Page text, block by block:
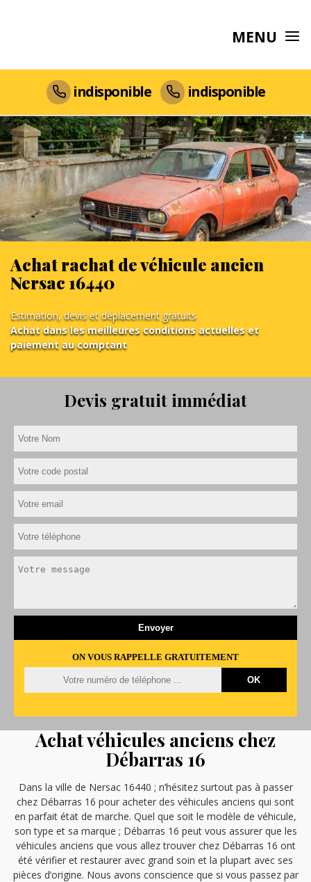
MENU
indisponible indisponible
Achat rachat de véhicule ancien
Nersac 16440
Estimation, devis et déplacement gratuits
Achat dans les meilleures conditions actuelles et
paiement au comptant
Devis gratuit immédiat
ON VOUS RAPPELLE GRATUITEMENT
Achat véhicules anciens chez
Débarras 16
Dans la ville de Nersac 16440 ; n’hésitez surtout pas à passer
chez Débarras 16 pour acheter des véhicules anciens qui sont
en parfait état de marche. Quel que soit le modèle de véhicule,
son type et sa marque ; Débarras 16 peut vous assurer que les
véhicules anciens que vous allez trouver chez Débarras 16 ont
été vérifier et restaurer avec grand soin et la plupart avec ses
pièces d’origine. Nous avons conscience que si vous passez par